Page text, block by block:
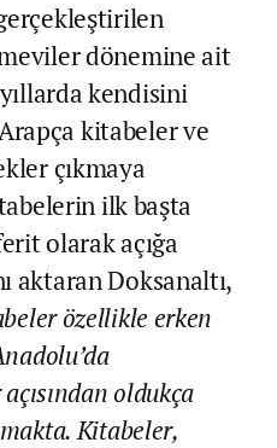
dönemine ait
kendisini
kitabeler ve
çıkmaya
ilk başta
olarak açığa
aktaran Doksanaltı,
özellikle erken
oldukça
Kitabeler,